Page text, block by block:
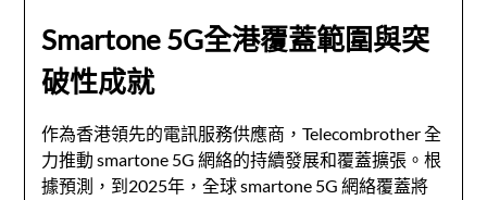
Smartone 5G全港覆蓋範圍與突
破性成就
作為香港領先的電訊服務供應商，Telecombrother 全
力推動smartone 5G 網絡的持續發展和覆蓋擴張。根
據預測，到2025年，全球smartone 5G 網絡覆蓋將